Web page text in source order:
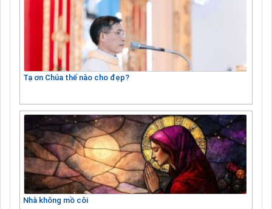
Tạ ơn Chúa thế nào cho đẹp?
Nhà không mồ côi